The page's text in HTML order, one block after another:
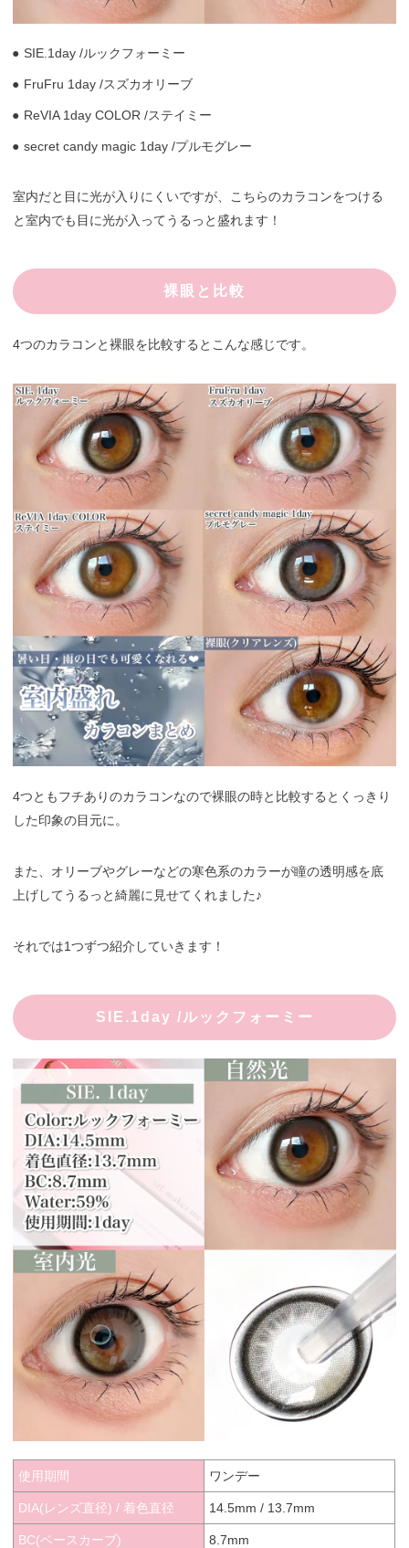
SIE.1day /ルックフォーミー
FruFru 1day /スズカオリーブ
ReVIA 1day COLOR /ステイミー
secret candy magic 1day /プルモグレー
室内だと目に光が入りにくいですが、こちらのカラコンをつける
と室内でも目に光が入ってうるっと盛れます！
裸眼と比較
4つのカラコンと裸眼を比較するとこんな感じです。
4つともフチありのカラコンなので裸眼の時と比較するとくっきり
した印象の目元に。
また、オリーブやグレーなどの寒色系のカラーが瞳の透明感を底
上げしてうるっと綺麗に見せてくれました♪
それでは1つずつ紹介していきます！
SIE.1day /ルックフォーミー
使用期間 ワンデー
DIA(レンズ直径) / 着色直径 14.5mm / 13.7mm
BC(ベースカーブ) 8.7mm